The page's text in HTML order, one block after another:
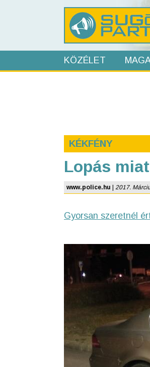
KÖZÉLET
KÉKFÉNY
Lopás
www.police.hu 2017.
Gyorsan szeretnél